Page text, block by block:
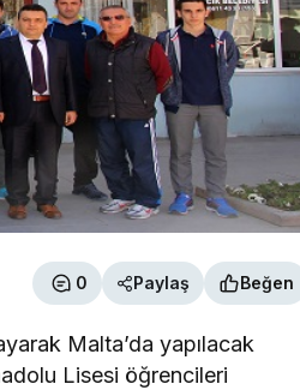
0 Paylaş Beğen
Malta’da yapılacak
Lisesi öğrencileri